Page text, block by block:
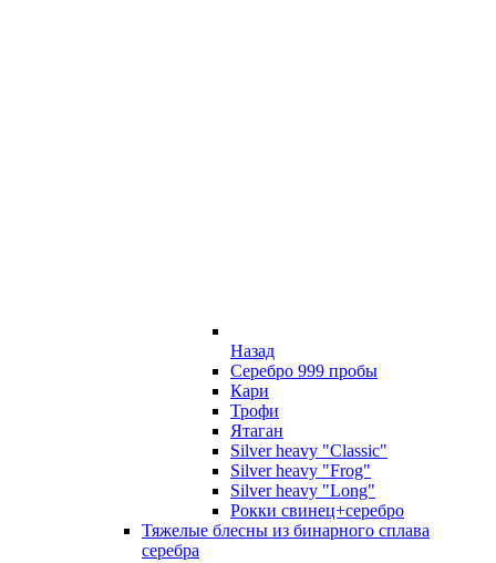
Назад
Серебро 999 пробы
Кари
Трофи
Ятаган
Silver heavy "Classic"
Silver heavy "Frog"
Silver heavy "Long"
Рокки свинец+серебро
Тяжелые блесны из бинарного сплава
серебра